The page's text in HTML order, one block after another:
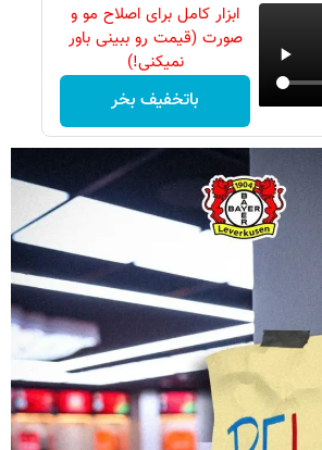
ابزار کامل برای اصلاح مو و
صورت (قیمت رو ببینی باور
نمیکنی!)
باتخفیف بخر